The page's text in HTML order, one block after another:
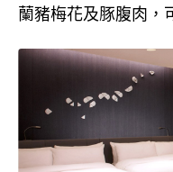
蘭豬梅花及豚腹肉，